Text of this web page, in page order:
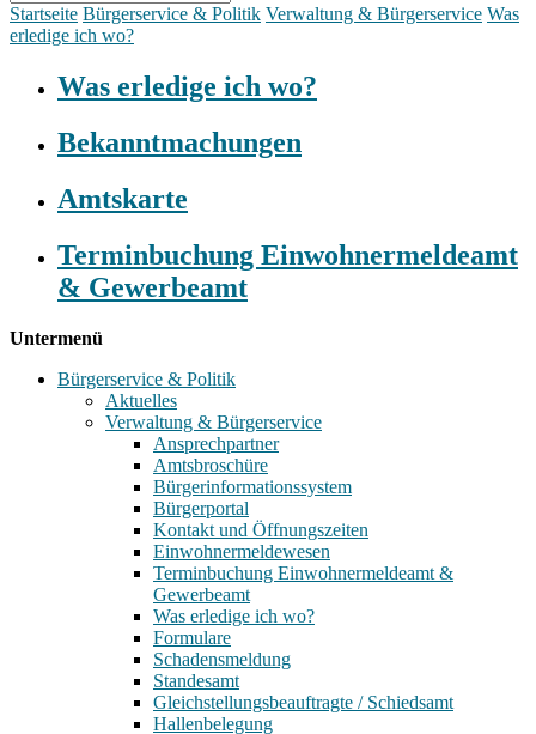
Startseite Bürgerservice & Politik Verwaltung & Bürgerservice Was
erledige ich wo?
Was erledige ich wo?
Bekanntmachungen
Amtskarte
Terminbuchung Einwohnermeldeamt
& Gewerbeamt
Untermenü
Bürgerservice & Politik
Aktuelles
Verwaltung & Bürgerservice
Ansprechpartner
Amtsbroschüre
Bürgerinformationssystem
Bürgerportal
Kontakt und Öffnungszeiten
Einwohnermeldewesen
Terminbuchung Einwohnermeldeamt &
Gewerbeamt
Was erledige ich wo?
Formulare
Schadensmeldung
Standesamt
Gleichstellungsbeauftragte / Schiedsamt
Hallenbelegung